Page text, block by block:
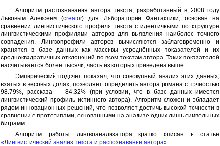
Алгоритм распознавания автора текста, разработанный в 2008 году
Львовым Алексеем (creator) для Лаборатории Фантастики, основан на
сравнении лингвистического профиля текста с идентичными по структуре
лингвистическими профилями авторов для выявления наиболее точного
совпадения. Лингвопрофили авторов вычисляются заблаговременно и
хранятся в базе данных как массивы усреднённых показателей и их
среднеквадратичных отклонений по всем текстам автора. Таких показателей
насчитывается более тысячи, часть из которых приведена выше.
Эмпирический подсчёт показал, что совокупный анализ этих данных,
взятых в весовых долях, позволяет определить автора романа с точностью
98.79%, рассказа — 84.32% (при условии, что в базе данных имеется
лингвистический профиль истинного автора). Алгоритм сложен и обладает
рядом инновационных решений, что позволяет достичь высокой точности в
сравнении с прототипами, основанными на анализе одних лишь символьных
биграмм.
Алгоритм работы лингвоанализатора кратко описан в статье
«Лингвистический анализ текста и распознавание автора».